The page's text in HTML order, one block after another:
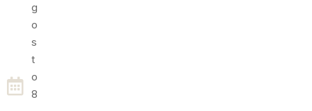
G
O
S
T
O
8